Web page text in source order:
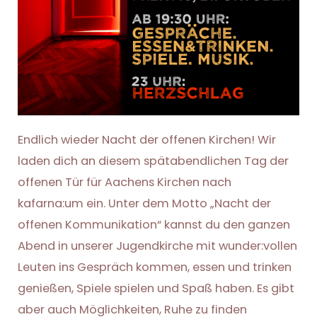
Endlich wieder Nacht der offenen Kirchen! Wir
laden dich an diesem spätabendlichen Tag der
offenen Tür für Aachens Kirchen nach
kafarna:um ein. Unter dem Motto „Nacht der
offenen Kommunikation“ kannst du den ganzen
Abend in unserer Jugendkirche mit wunder:vollen
Leuten ins Gespräch kommen, essen und trinken
genießen, Spiele spielen und Spaß haben. Es gibt
aber auch Möglichkeiten, Ruhe zu finden